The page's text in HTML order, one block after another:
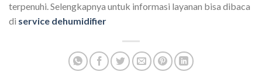
terpenuhi. Selengkapnya untuk informasi layanan bisa dibaca
di service dehumidifier